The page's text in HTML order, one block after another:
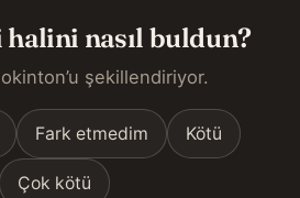
nasıl buldun?
şekillendiriyor.
Fark etmedim Kötü
Çok kötü